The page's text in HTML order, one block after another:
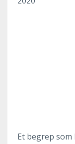
Et begrep